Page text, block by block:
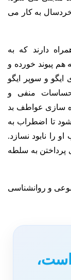
به کار می
دارند که به
هم پیوند خورده و
و سوپر ایگو
منفی و
سازی عواطف بد
شود تا اضطراب به
را نابود نسازد.
پرداختن به سلطه
و روانشناسی
است،